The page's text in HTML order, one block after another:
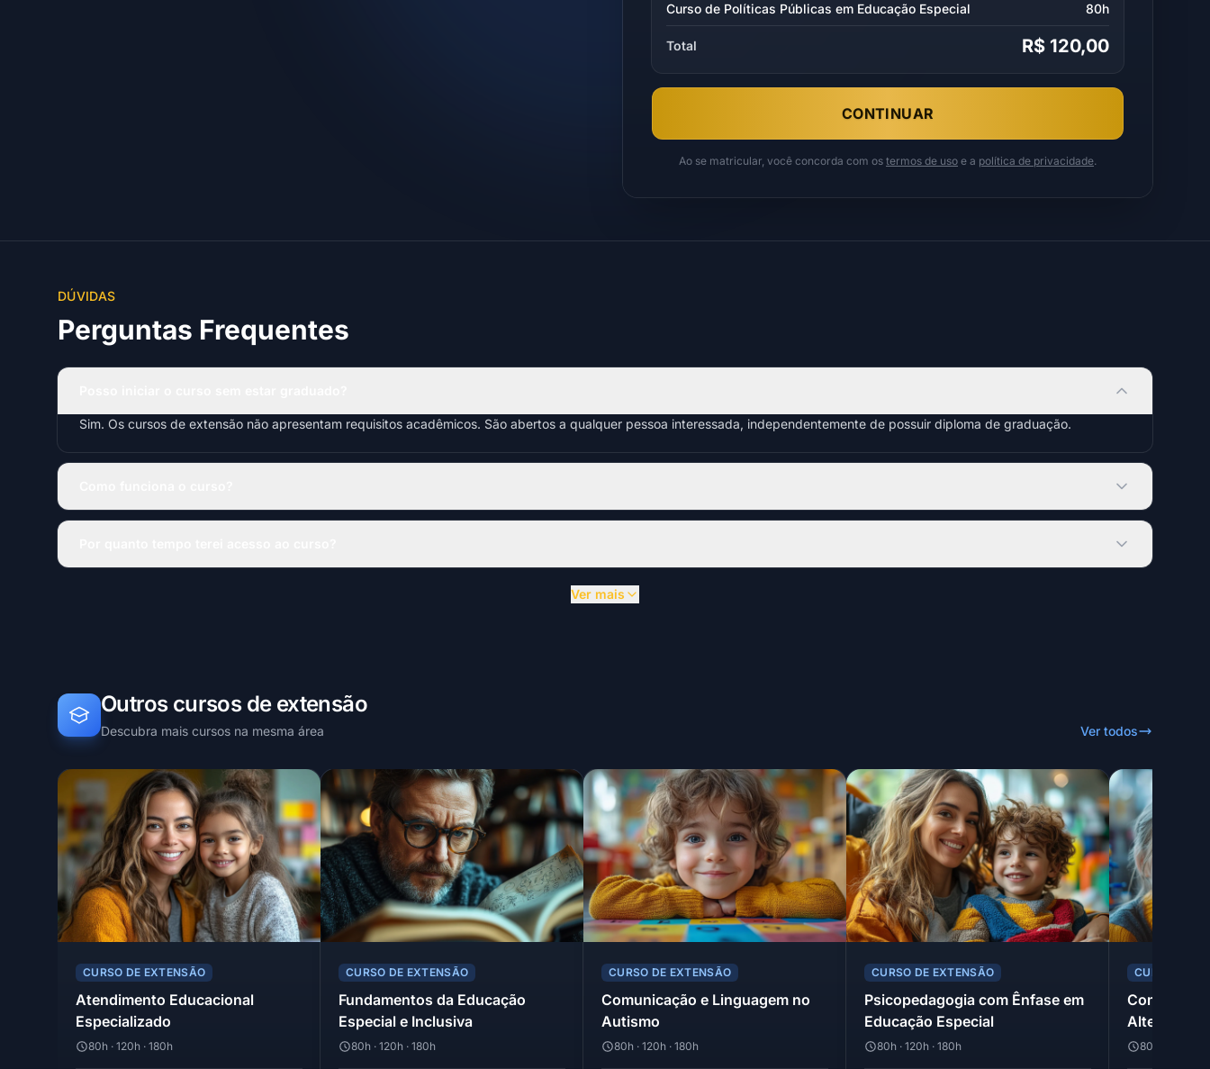
Curso de Políticas Públicas em Educação Especial 80h
Total R$ 120,00
CONTINUAR
Ao se matricular, você concorda com os termos de uso e a política de privacidade.
DÚVIDAS
Perguntas Frequentes
Sim. Os cursos de extensão não apresentam requisitos acadêmicos. São abertos a qualquer pessoa interessada, independentemente de possuir diploma de graduação.
Ver mais
Outros cursos de extensão
Descubra mais cursos na mesma área Ver todos
CURSO DE EXTENSÃO
Atendimento Educacional
Especializado
80h · 120h · 180h
CURSO DE EXTENSÃO
Fundamentos da Educação
Especial e Inclusiva
80h · 120h · 180h
CURSO DE EXTENSÃO
Comunicação e Linguagem no
Autismo
80h · 120h · 180h
CURSO DE EXTENSÃO
Psicopedagogia com Ênfase em
Educação Especial
80h · 120h · 180h
CURSO DE
Alternativa
80h · 120h ·